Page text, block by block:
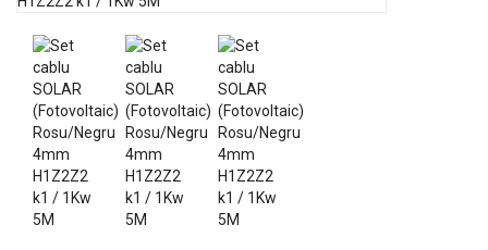
TENSIUNE
CASA
GRADINA
SCULE
ECHIPAMENTE
ELECTRICE